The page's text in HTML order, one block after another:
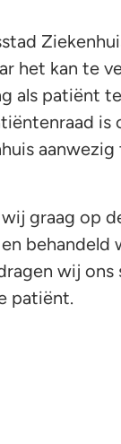
het kan te
als patiënt
graag op
behandeld
wij
patiënt.